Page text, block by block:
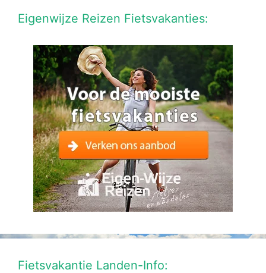
Eigenwijze Reizen Fietsvakanties:
Fietsvakantie Landen-Info: